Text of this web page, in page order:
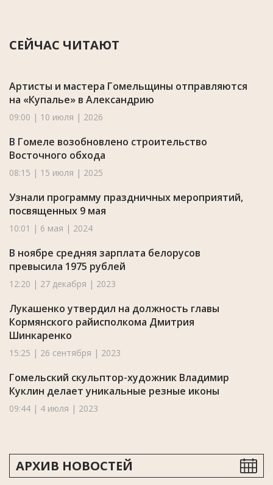
СЕЙЧАС ЧИТАЮТ
Артисты и мастера Гомельщины отправляются
на «Купалье» в Александрию
09:00 | 10 июля | 2026
В Гомеле возобновлено строительство
Восточного обхода
08:15 | 15 июля | 2025
Узнали программу праздничных мероприятий,
посвященных 9 мая
10:01 | 6 мая | 2024
В ноябре средняя зарплата белорусов
превысила 1975 рублей
12:20 | 27 декабря | 2023
Лукашенко утвердил на должность главы
Кормянского райисполкома Дмитрия
Шинкаренко
15:25 | 26 сентября | 2023
Гомельский скульптор-художник Владимир
Куклин делает уникальные резные иконы
09:44 | 4 июля | 2023
АРХИВ НОВОСТЕЙ